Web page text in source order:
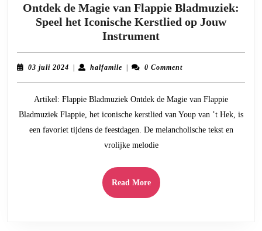
Ontdek de Magie van Flappie Bladmuziek:
Speel het Iconische Kerstlied op Jouw
InstrumentOntdek
de
Magie
Bladmuziek:
Speel
het
op
Jouw
03 juli 2024 03| halfamilehalfamile
| 0 Comment
Artikel: Flappie Bladmuziek Ontdek de Magie van Flappie
Bladmuziek Flappie, het iconische kerstlied van Youp van ’t Hek, is
een favoriet tijdens de feestdagen. De melancholische tekst en
vrolijke melodie
Read MoreRead
More